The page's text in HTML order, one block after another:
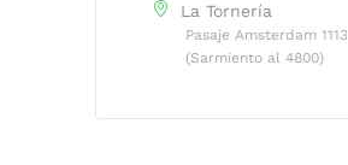
La Tornería
Pasaje Amsterdam 1113
(Sarmiento al 4800)